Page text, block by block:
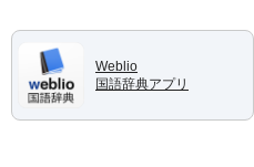
Weblio
国語辞典アプリ